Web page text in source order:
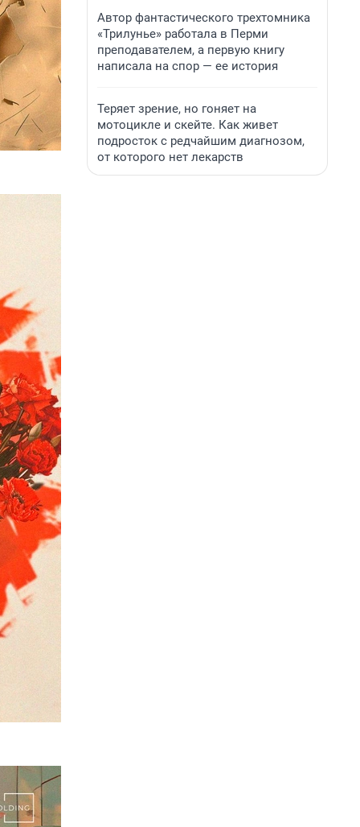
Автор фантастического трехтомника
«Трилунье» работала в Перми
преподавателем, а первую книгу
написала на спор — ее история
Теряет зрение, но гоняет на
мотоцикле и скейте. Как живет
подросток с редчайшим диагнозом,
от которого нет лекарств